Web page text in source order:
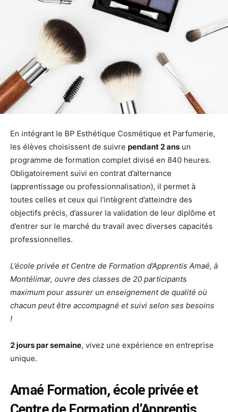
En intégrant le BP Esthétique Cosmétique et Parfumerie,
les élèves choisissent de suivre pendant 2 ans un
programme de formation complet divisé en 840 heures.
Obligatoirement suivi en contrat d’alternance
(apprentissage ou professionnalisation), il permet à
toutes celles et ceux qui l’intègrent d’atteindre des
objectifs précis, d’assurer la validation de leur diplôme et
d’entrer sur le marché du travail avec diverses capacités
professionnelles.
L’école privée et Centre de Formation d’Apprentis Amaé, à
Montélimar, ouvre des classes de 20 participants
maximum pour assurer un enseignement de qualité où
chacun peut être accompagné et suivi selon ses besoins
!
2 jours par semaine, vivez une expérience en entreprise
unique.
Amaé Formation, école privée et